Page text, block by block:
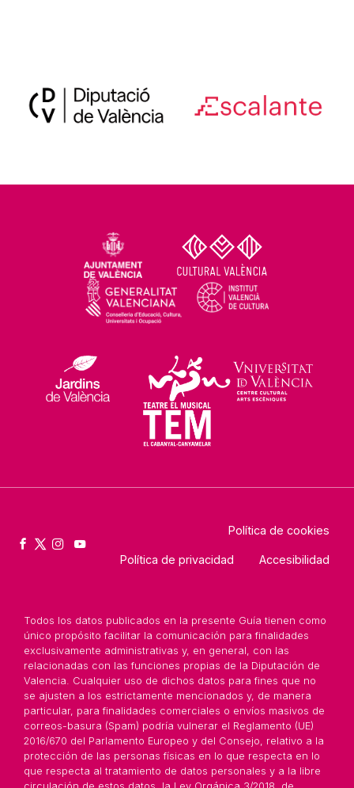
Política de cookies
Política de privacidad Accesibilidad
Todos los datos publicados en la presente Guía tienen como
único propósito facilitar la comunicación para finalidades
exclusivamente administrativas y, en general, con las
relacionadas con las funciones propias de la Diputación de
Valencia. Cualquier uso de dichos datos para fines que no
se ajusten a los estrictamente mencionados y, de manera
particular, para finalidades comerciales o envíos masivos de
correos-basura (Spam) podría vulnerar el Reglamento (UE)
2016/670 del Parlamento Europeo y del Consejo, relativo a la
protección de las personas físicas en lo que respecta en lo
que respecta al tratamiento de datos personales y a la libre